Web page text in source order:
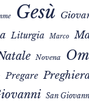
Gesù
Liturgia Marco
Novena
Pregare
San